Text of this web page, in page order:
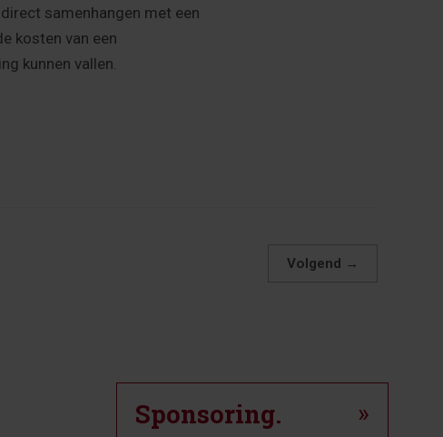
samenhangen met een
kosten van een
kunnen vallen.
Volgend →
Sponsoring. »